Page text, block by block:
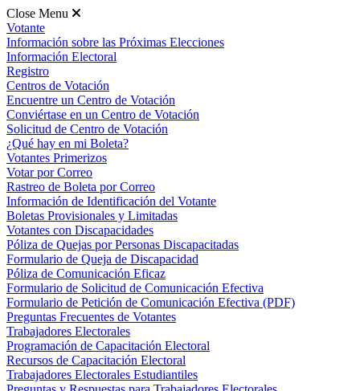
Close Menu
Votante
Información sobre las Próximas Elecciones
Información Electoral
Registro
Centros de Votación
Encuentre un Centro de Votación
Conviértase en un Centro de Votación
Solicitud de Centro de Votación
¿Qué hay en mi Boleta?
Votantes Primerizos
Votar por Correo
Rastreo de Boleta por Correo
Información de Identificación del Votante
Boletas Provisionales y Limitadas
Votantes con Discapacidades
Póliza de Quejas por Personas Discapacitadas
Formulario de Queja de Discapacidad
Póliza de Comunicación Eficaz
Formulario de Solicitud de Comunicación Efectiva
Formulario de Petición de Comunicación Efectiva (PDF)
Preguntas Frecuentes de Votantes
Trabajadores Electorales
Programación de Capacitación Electoral
Recursos de Capacitación Electoral
Trabajadores Electorales Estudiantiles